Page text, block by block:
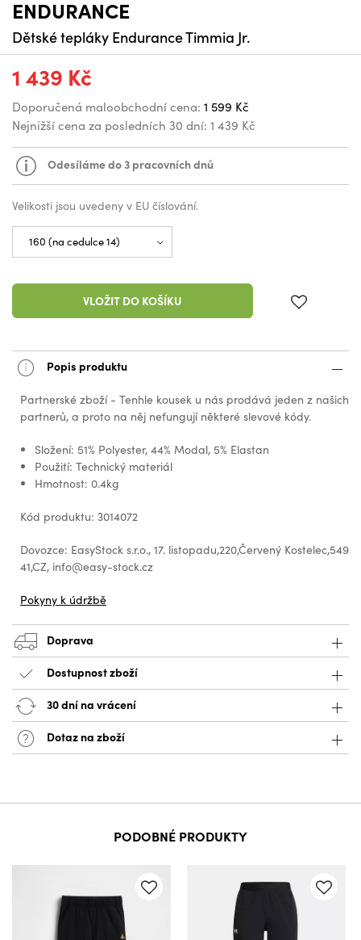
ENDURANCE
Dětské tepláky Endurance Timmia Jr.
1 439 Kč
Doporučená maloobchodní cena: 1 599 Kč
Nejnižší cena za posledních 30 dní: 1 439 Kč
Odesíláme do 3 pracovních dnů
Velikosti jsou uvedeny v EU číslování.
VLOŽIT DO KOŠÍKU
Popis produktu
Partnerské zboží - Tenhle kousek u nás prodává jeden z našich
partnerů, a proto na něj nefungují některé slevové kódy.
Složení: 51% Polyester, 44% Modal, 5% Elastan
Použití: Technický materiál
Hmotnost: 0.4kg
Kód produktu: 3014072
Dovozce: EasyStock s.r.o., 17. listopadu,220,Červený Kostelec,549
41,CZ, info@easy-stock.cz
Pokyny k údržbě
Doprava
Dostupnost zboží
30 dní na vrácení
Dotaz na zboží
PODOBNÉ PRODUKTY